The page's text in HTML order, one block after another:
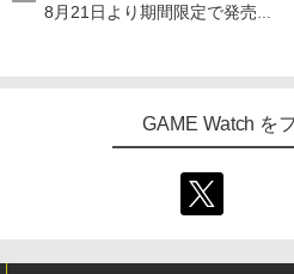
8月21日より期間限定で発売
GAME Watch を